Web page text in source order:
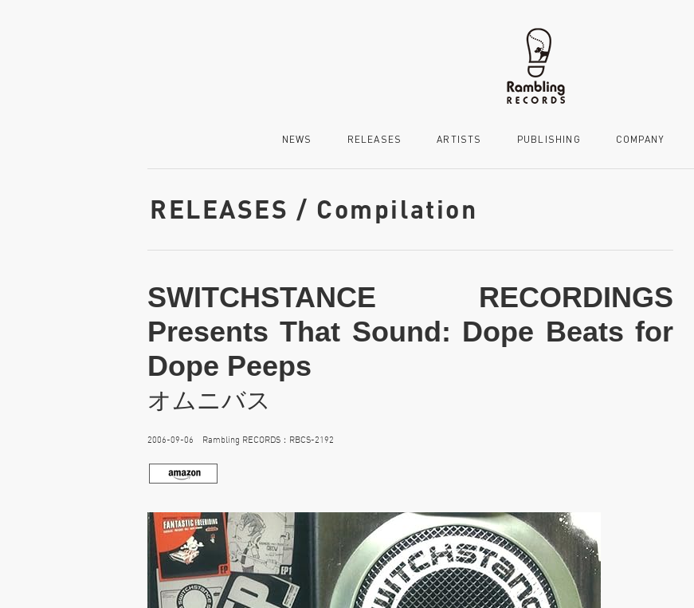
NEWS RELEASES ARTISTS PUBLISHING COMPANY
RELEASES / Compilation
SWITCHSTANCE RECORDINGS
Presents That Sound: Dope Beats for
Dope Peeps
オムニバス
2006-09-06 Rambling RECORDS：RBCS-2192